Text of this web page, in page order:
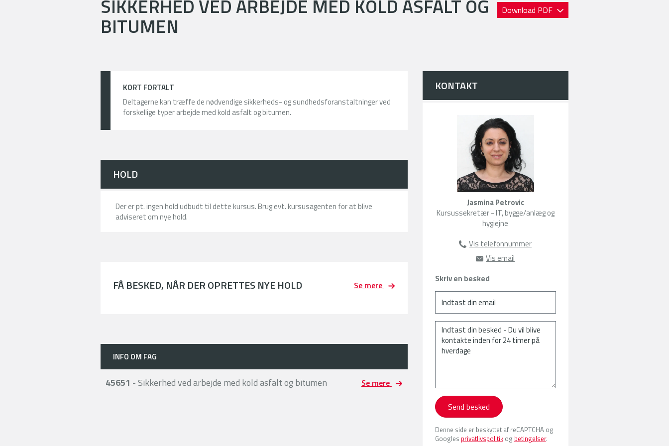
SIKKERHED VED ARBEJDE MED KOLD ASFALT OG
BITUMEN
Download PDF
KORT FORTALT
Deltagerne kan træffe de nødvendige sikkerheds- og sundhedsforanstaltninger ved
forskellige typer arbejde med kold asfalt og bitumen.
HOLD
Der er pt. ingen hold udbudt til dette kursus. Brug evt. kursusagenten for at blive
adviseret om nye hold.
FÅ BESKED, NÅR DER OPRETTES NYE HOLD Se mere
INFO OM FAG
45651 - Sikkerhed ved arbejde med kold asfalt og bitumen Se mere
KONTAKT
Jasmina Petrovic
Kursussekretær - IT, bygge/anlæg og
hygiejne
Vis telefonnummer
63135103
Vis emailjap@amu-fyn.dk
Skriv en besked
Send besked
Denne side er beskyttet af reCAPTCHA og
Googles privatlivspolitikog betingelser.